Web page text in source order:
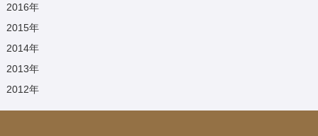
2016年
2015年
2014年
2013年
2012年